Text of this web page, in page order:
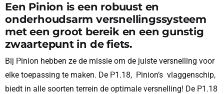
Een Pinion is een robuust en
onderhoudsarm versnellingssysteem
met een groot bereik en een gunstig
zwaartepunt in de fiets.
Bij Pinion hebben ze de missie om de juiste versnelling voor
elke toepassing te maken. De P1.18, Pinion’s vlaggenschip,
biedt in alle soorten terrein de optimale versnelling! De P1.18